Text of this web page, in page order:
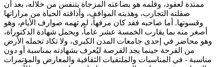
ممتدة لعقود، وقلمه هو بضاعته المزجاة يتنفس من خلاله، بعد أن
صقلته التجارب، وهذبته المواقف، وأذاقته الحياة من مراراتها
وقسوتها. أما صاحبه فقد كان مرفهاً، لم تهمه صوارف الأيام، وهو
أصغر منه بما يقارب الخمسة عشر عاماً، ويحمل شهادة الدكتوراة،
وهو محاضر في إحدى جامعات المدن الكبرى، ولا تكاد تحمله الأرض
من الفرحة حينما يجد الفرصة ليُعرف بشهادته بمناسبة أو دون
مناسبة - في المناسبات والملتقيات الثقافية والمعارض والمؤتمرات